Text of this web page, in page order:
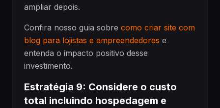
ampliar depois.
Confira nosso guia sobre como criar site com
blog para lojistas e empreendedores e
entenda o impacto positivo desse
investimento.
Estratégia 9: Considere o custo
total incluindo hospedagem e